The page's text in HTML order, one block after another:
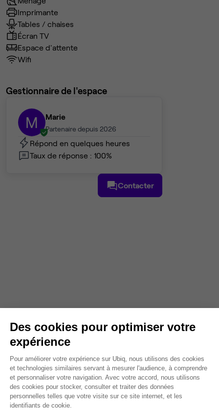
Passez nous voir.
Imprimante
Tables / chaises
Écran TV
Espace d'attente
Wifi
Gestionnaire de l'espace
M Marie
Partenaire depuis 2026
Répond en quelques heures
Taux de réponse : 100%
Contacter
Des cookies pour optimiser votre
expérience
Plateforme de Gestion du
Pour améliorer votre expérience sur Ubiq, nous utilisons des cookies
et technologies similaires servant à mesurer l'audience, à comprendre
et personnaliser votre navigation. Avec votre accord, nous utilisons
des cookies pour stocker, consulter et traiter des données
personnelles telles que votre visite sur ce site internet, et les
identifiants de cookie.